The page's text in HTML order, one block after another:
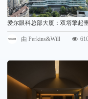
爱尔眼科总部大厦：双塔擎起
新生态｜Perkins&Will
由 Perkins&Will